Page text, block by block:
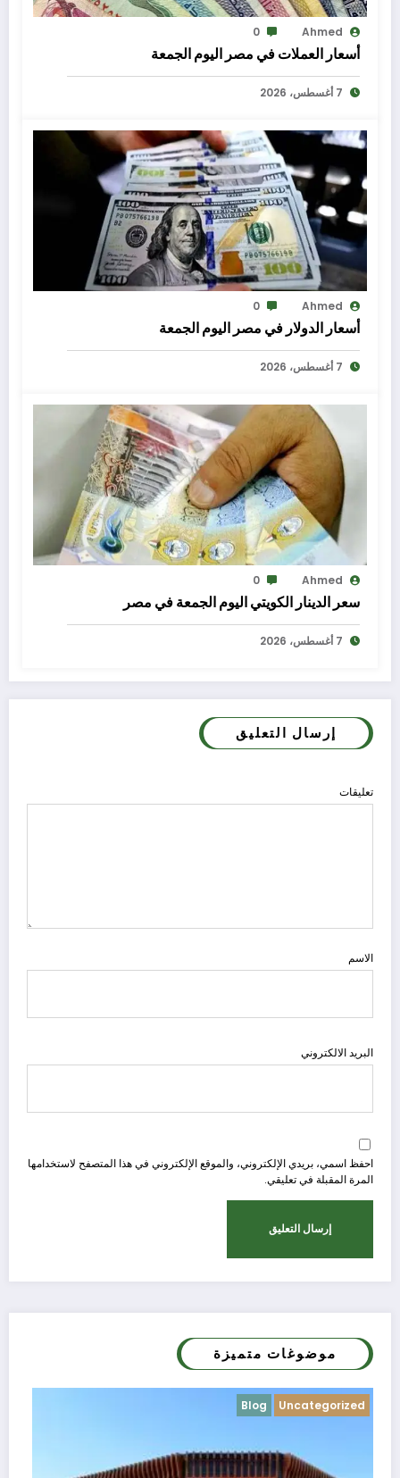
Ahmed
0
أسعار العملات في مصر اليوم الجمعة
7 أغسطس، 2026
Ahmed
0
أسعار الدولار في مصر اليوم الجمعة
7 أغسطس، 2026
Ahmed
0
سعر الدينار الكويتي اليوم الجمعة في مصر
7 أغسطس، 2026
إرسال التعليق
تعليقات
الاسم
البريد الالكتروني
احفظ اسمي، بريدي الإلكتروني، والموقع الإلكتروني في هذا المتصفح لاستخدامها
المرة المقبلة في تعليقي.
موضوغات متميزة
Blog Uncategorized